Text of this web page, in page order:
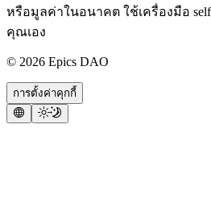
หรือมูลค่าในอนาคต ใช้เครื่องมือ
คุณเอง
© 2026 Epics DAO
การตั้งค่าคุกกี้